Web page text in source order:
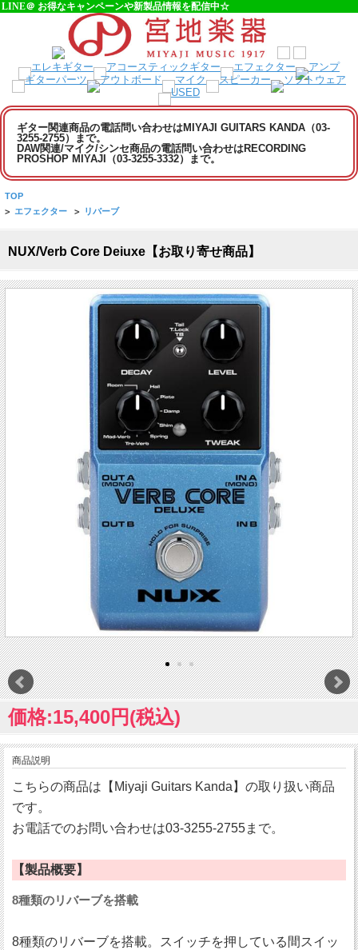
LINE＠ お得なキャンペーンや新製品情報を配信中☆
ギター関連商品の電話問い合わせはMIYAJI GUITARS KANDA（03-
3255-2755）まで。
DAW関連/マイク/シンセ商品の電話問い合わせはRECORDING
PROSHOP MIYAJI（03-3255-3332）まで。
TOP
> エフェクター > リバーブ
NUX/Verb Core Deiuxe【お取り寄せ商品】
価格:15,400円(税込)
商品説明
こちらの商品は【Miyaji Guitars Kanda】の取り扱い商品
です。
お電話でのお問い合わせは03-3255-2755まで。
【製品概要】
8種類のリバーブを搭載
8種類のリバーブを搭載。スイッチを押している間スイッ